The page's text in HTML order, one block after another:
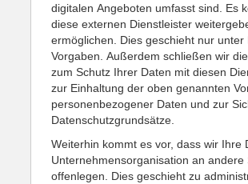
digitalen Angeboten umfasst sind. Es
diese externen Dienstleister
ermöglichen. Dies geschieht nur
Vorgaben. Außerdem schließen wir
zum Schutz Ihrer Daten mit diesen
zur Einhaltung der oben genannten
personenbezogener Daten und zur
Datenschutzgrundsätze.
Weiterhin kommt es vor, dass wir Ihre
Unternehmensorganisation an
offenlegen. Dies geschieht zu